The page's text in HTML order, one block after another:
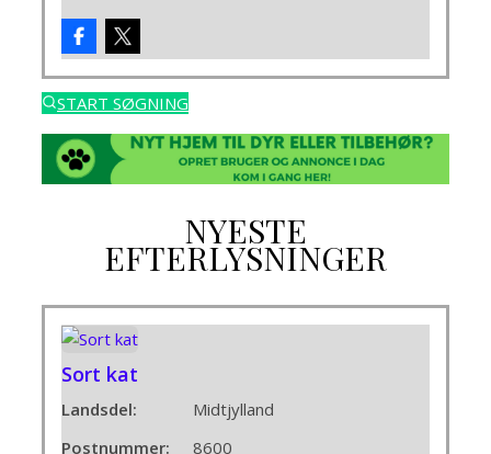
START SØGNING
NYESTE
EFTERLYSNINGER
Sort kat
Landsdel:
Midtjylland
Postnummer:
8600